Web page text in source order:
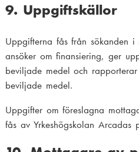
9. Uppgiftskällor
Uppgifterna fås från sökanden
ansöker om finansiering, ger
beviljade medel och
beviljade medel.
Uppgifter om föreslagna
fås av Yrkeshögskolan Arcadas